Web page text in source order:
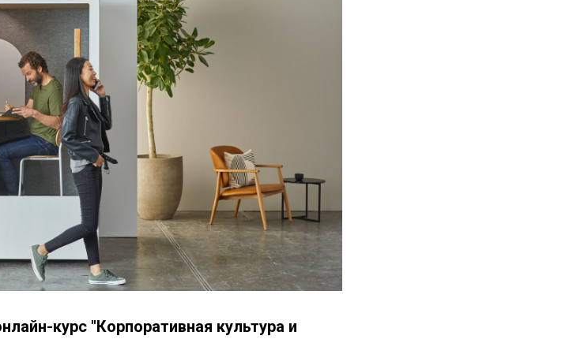
курс "Корпоративная культура и